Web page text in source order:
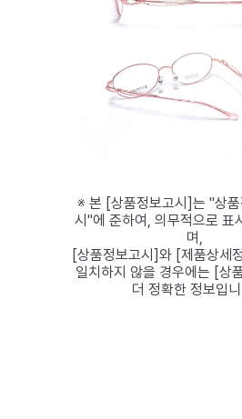
※ 본 [상품정보고시]는 "상
시"에 준하여, 의무적으로 표
며,
[상품정보고시]와 [제품상세
일치하지 않을 경우에는 [상
더 정확한 정보입